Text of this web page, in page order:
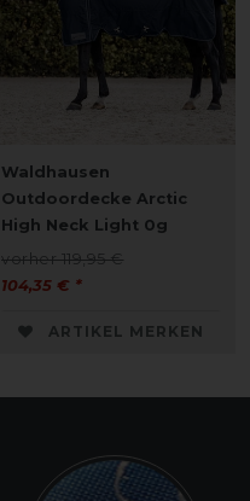
Waldhausen
Outdoordecke Arctic
High Neck Light 0g
vorher 119,95 €
104,35 € *
ARTIKEL MERKEN